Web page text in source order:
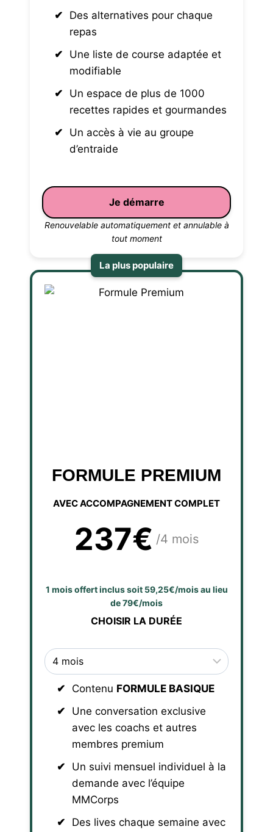
Des alternatives pour chaque
repas
Une liste de course adaptée et
modifiable
Un espace de plus de 1000
recettes rapides et gourmandes
Un accès à vie au groupe
d’entraide
Je démarre
Renouvelable automatiquement et annulable à
tout moment
FORMULE PREMIUM
AVEC ACCOMPAGNEMENT COMPLET
237€ /4 mois
1 mois offert inclus soit 59,25€/mois au lieu
de 79€/mois
CHOISIR LA DURÉE
Contenu FORMULE BASIQUE
Une conversation exclusive
avec les coachs et autres
membres premium
Un suivi mensuel individuel à la
demande avec l’équipe
MMCorps
Des lives chaque semaine avec